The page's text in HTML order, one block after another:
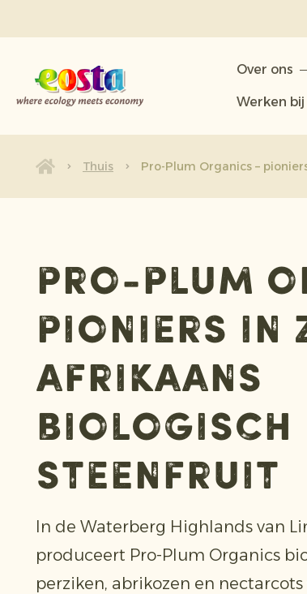
Over ons
Werken bij
Over ons
Producten
Nieuws & Persberichten
Thuis Pro-Plum Organics –
Pro-Plum
pioniers in
Afrikaans
biologisch
steenfruit
In de Waterberg Highlands van
produceert Pro-Plum Organics
perziken, abrikozen en